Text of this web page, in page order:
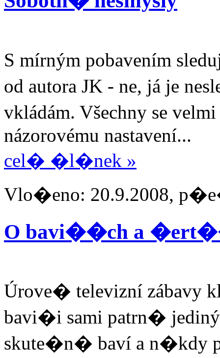
S mírným pobavením
od autora JK - ne, já je
vkládám. Všechny se
názorovému nastavení...
cel� �l�nek »
Vlo�eno: 20.9.2008,
O bavi��ch a
Úrove� televizní zábavy
bavi�i sami patrn�
skute�n� baví a n�kdy